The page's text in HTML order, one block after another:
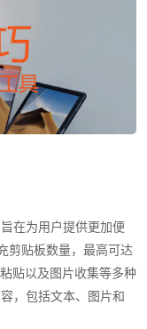
在为用户提供更加便
剪贴板数量，最高可达
贴以及图片收集等多种
，包括文本、图片和